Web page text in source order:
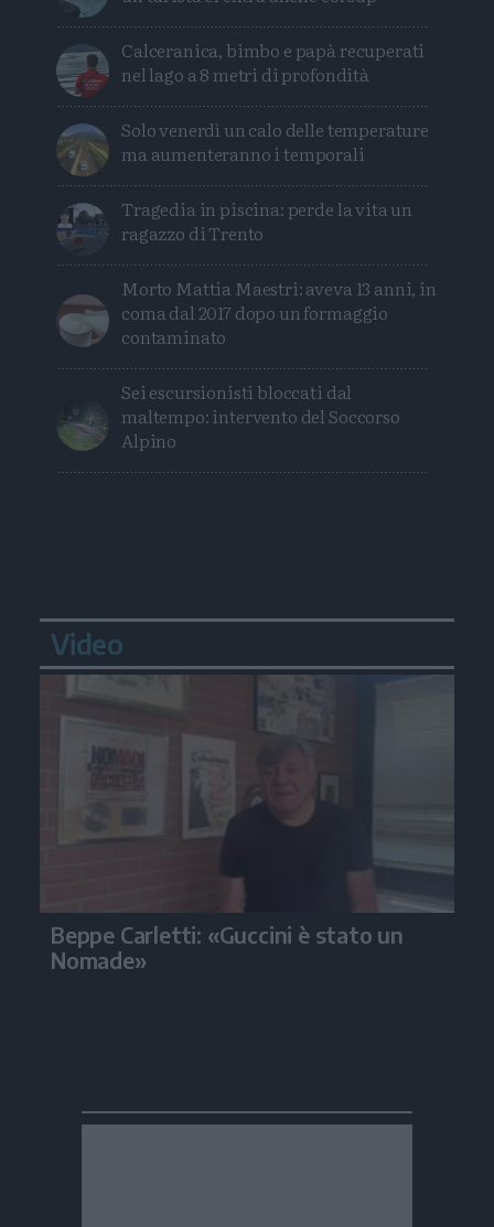
Calceranica, bimbo e papà recuperati
nel lago a 8 metri di profondità
Solo venerdì un calo delle temperature
ma aumenteranno i temporali
Tragedia in piscina: perde la vita un
ragazzo di Trento
Morto Mattia Maestri: aveva 13 anni, in
coma dal 2017 dopo un formaggio
contaminato
Sei escursionisti bloccati dal
maltempo: intervento del Soccorso
Alpino
Video
Beppe Carletti: «Guccini è stato un
Nomade»